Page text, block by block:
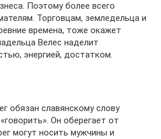
Поэтому более всего
Торговцам, земледельца и
времена, тоже окажет
Велес наделит
энергией, достатком.
обязан славянскому слову
Он оберегает от
могут носить мужчины и